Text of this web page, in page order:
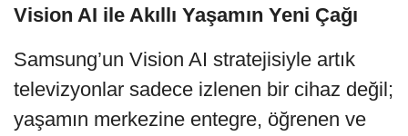
Vision AI ile Akıllı Yaşamın Yeni Çağı
Samsung’un Vision AI stratejisiyle artık
televizyonlar sadece izlenen bir cihaz değil;
yaşamın merkezine entegre, öğrenen ve